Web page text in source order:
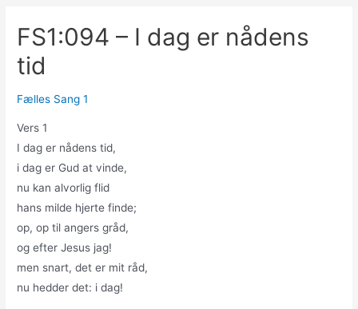
FS1:094 – I dag er nådens
tid
Fælles Sang 1
Vers 1
I dag er nådens tid,
i dag er Gud at vinde,
nu kan alvorlig flid
hans milde hjerte finde;
op, op til angers gråd,
og efter Jesus jag!
men snart, det er mit råd,
nu hedder det: i dag!